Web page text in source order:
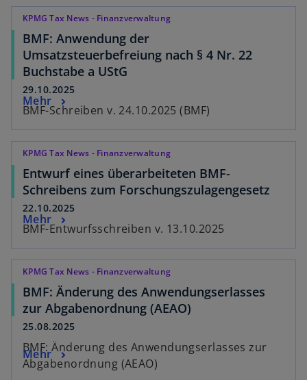
KPMG Tax News - Finanzverwaltung
BMF: Anwendung der
Umsatzsteuerbefreiung nach § 4 Nr. 22
Buchstabe a UStG
29.10.2025
BMF-Schreiben v. 24.10.2025 (BMF)
Mehr
KPMG Tax News - Finanzverwaltung
Entwurf eines überarbeiteten BMF-
Schreibens zum Forschungszulagengesetz
22.10.2025
BMF-Entwurfsschreiben v. 13.10.2025
Mehr
KPMG Tax News - Finanzverwaltung
BMF: Änderung des Anwendungserlasses
zur Abgabenordnung (AEAO)
25.08.2025
BMF: Änderung des Anwendungserlasses zur
Abgabenordnung (AEAO)
Mehr